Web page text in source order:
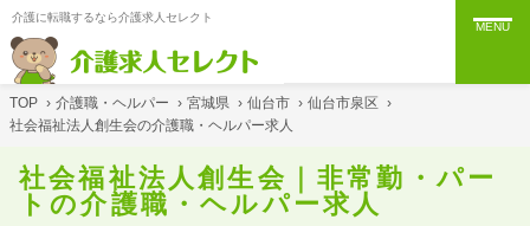
介護に転職するなら介護求人セレクト
MENU
TOP › 介護職・ヘルパー › 宮城県 › 仙台市 › 仙台市泉区 ›
社会福祉法人創生会の介護職・ヘルパー求人
社会福祉法人創生会｜非常勤・パー
トの介護職・ヘルパー求人